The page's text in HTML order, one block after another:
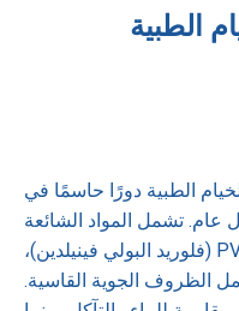
الطبية
الطبية دورًا حاسمًا في
عام. تشمل المواد الشائعة
PVC (البولي فينيل كلورايد) وPVDF (فلوريد البولي فينيلدين)،
الظروف الجوية القاسية.